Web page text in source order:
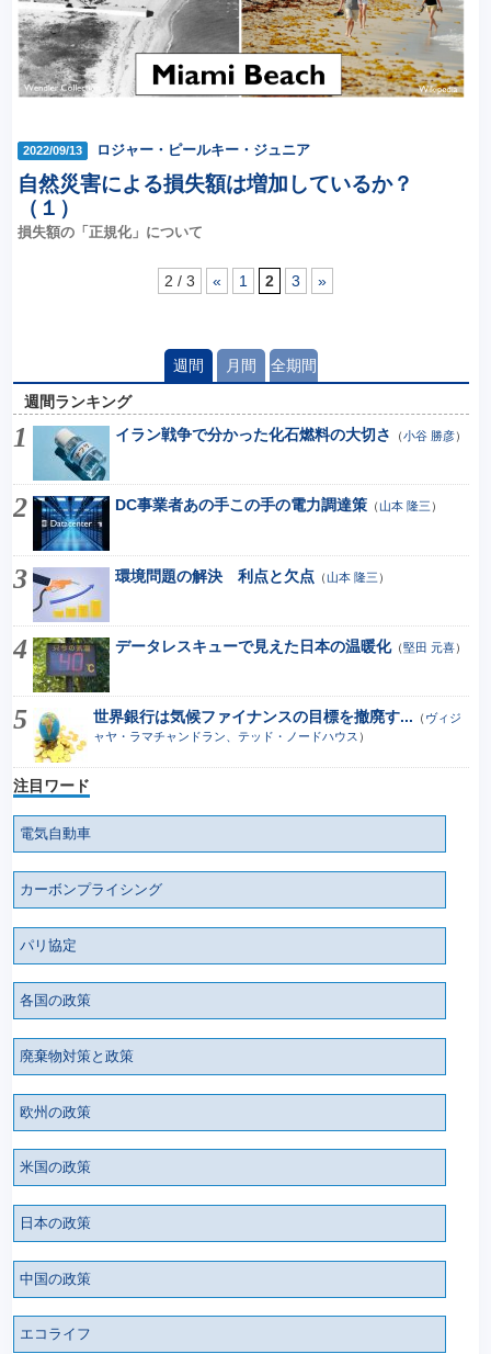
2022/09/13 ロジャー・ピールキー・ジュニア
自然災害による損失額は増加しているか？
（１）
損失額の「正規化」について
2 / 3 « 1 2 3 »
週間 月間 全期間
週間ランキング
イラン戦争で分かった化石燃料の大切さ
（小谷 勝彦）
DC事業者あの手この手の電力調達策（山本 隆三 ）
環境問題の解決 利点と欠点 （山本 隆三 ）
データレスキューで見えた日本の温暖化（堅田 元喜）
世界銀行は気候ファイナンスの目標を撤廃す... （ ヴィジ
ャヤ・ラマチャンドラン、テッド・ノードハウス ）
注目ワード
電気自動車
カーボンプライシング
パリ協定
各国の政策
廃棄物対策と政策
欧州の政策
米国の政策
日本の政策
中国の政策
エコライフ